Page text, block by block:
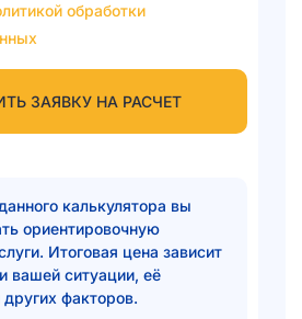
обработки
ЗАЯВКУ НА РАСЧЕТ
калькулятора вы
ориентировочную
Итоговая цена зависит
вашей ситуации, её
факторов.